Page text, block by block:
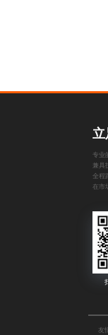
立
专业
兼具
全程
在市
友